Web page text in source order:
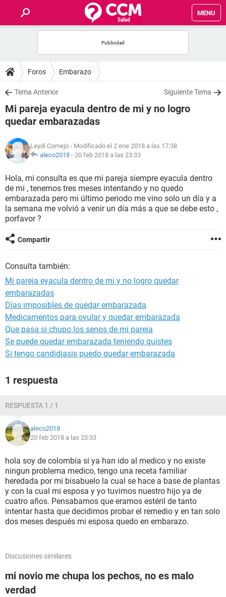
MENU
FOROS
SALUD
FAMILIA
NUTRICIÓN
SEXUALIDAD
GLOSARIO
Foros Embarazo
Tema Anterior Siguiente Tema
Mi pareja eyacula dentro de mi y no logro
quedar embarazadas
Leydi Cornejo - Modificado el 2 ene 2018 a las 17:38
aleco2018 - 20 feb 2018 a las 23:33
Hola, mi consulta es que mi pareja siempre eyacula dentro
de mi , tenemos tres meses intentando y no quedo
embarazada pero mi último periodo me vino solo un día y a
la semana me volvió a venir un día más a que se debe esto ,
porfavor ?
Compartir
Consulta también:
Mi pareja eyacula dentro de mi y no logro quedar
embarazadas
Días imposibles de quedar embarazada
Medicamentos para ovular y quedar embarazada
Que pasa si chupo los senos de mi pareja
Se puede quedar embarazada teniendo quistes
Si tengo candidiasis puedo quedar embarazada
1 respuesta
RESPUESTA 1 / 1
aleco2018
20 feb 2018 a las 23:33
hola soy de colombia si ya han ido al medico y no existe
ningun problema medico, tengo una receta familiar
heredada por mi bisabuelo la cual se hace a base de plantas
y con la cual mi esposa y yo tuvimos nuestro hijo ya de
cuatro años. Pensabamos que eramos estéril de tanto
intentar hasta que decidimos probar el remedio y en tan solo
dos meses después mi esposa quedo en embarazo.
Discusiones similares
mi novio me chupa los pechos, no es malo
verdad